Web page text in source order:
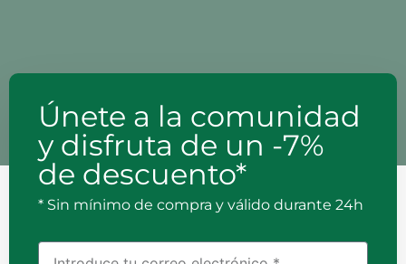
Únete a la comunidad
y disfruta de un -7%
de descuento*
* Sin mínimo de compra y válido durante 24h